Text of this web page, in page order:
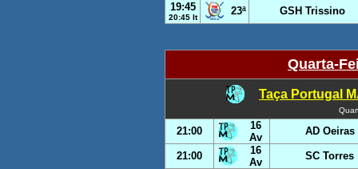
19:45
20:45 It
23ª GSH Trissino
Quarta-
Taça Portugal
21:00
16
Av
AD Oeiras
21:00
16
Av
SC Torres